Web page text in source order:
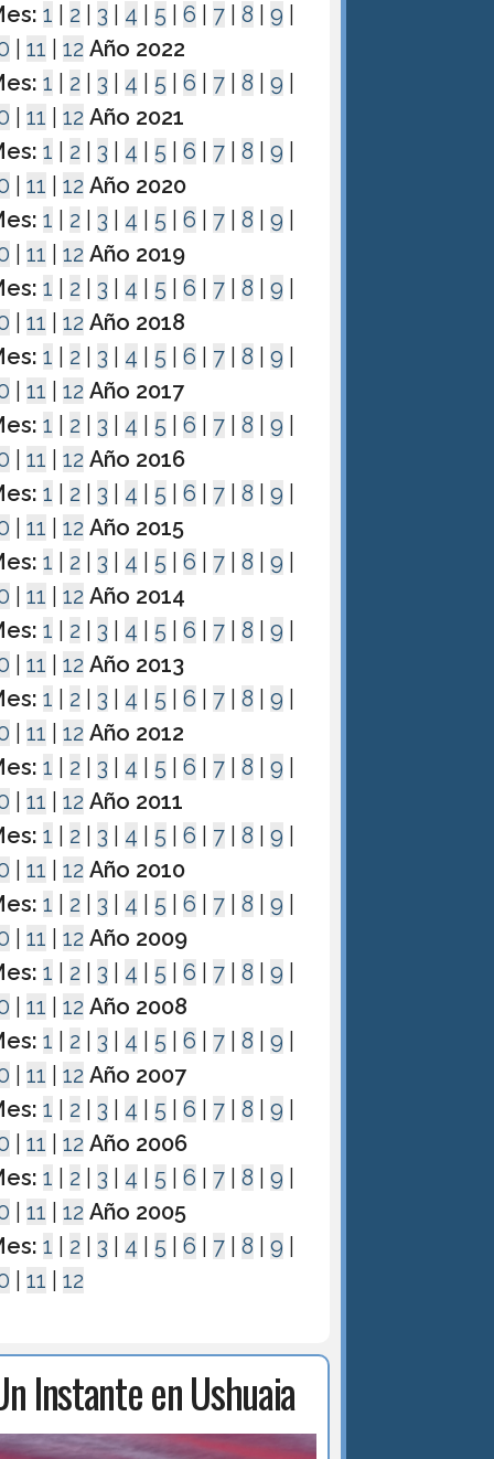
1 2 3 4 5 |6 7 |8 |9
|11 |12 Año 2022
1 2 3 4 5 |6 7 |8 |9
|11 |12 Año 2021
1 2 3 4 5 |6 7 |8 |9
|11 |12 Año 2020
1 2 3 4 5 |6 7 |8 |9
|11 |12 Año 2019
1 2 3 4 5 |6 7 |8 |9
|11 |12 Año 2018
1 2 3 4 5 |6 7 |8 |9
|11 |12 Año 2017
1 2 3 4 5 |6 7 |8 |9
|11 |12 Año 2016
1 2 3 4 5 |6 7 |8 |9
|11 |12 Año 2015
1 2 3 4 5 |6 7 |8 |9
|11 |12 Año 2014
1 2 3 4 5 |6 7 |8 |9
|11 |12 Año 2013
1 2 3 4 5 |6 7 |8 |9
|11 |12 Año 2012
1 2 3 4 5 |6 7 |8 |9
|11 |12 Año 2011
1 2 3 4 5 |6 7 |8 |9
|11 |12 Año 2010
1 2 3 4 5 |6 7 |8 |9
|11 |12 Año 2009
1 2 3 4 5 |6 7 |8 |9
|11 |12 Año 2008
1 2 3 4 5 |6 7 |8 |9
|11 |12 Año 2007
1 2 3 4 5 |6 7 |8 |9
|11 |12 Año 2006
1 2 3 4 5 |6 7 |8 |9
|11 |12 Año 2005
1 2 3 4 5 |6 7 |8 |9
|11 |12
Instante en Ushuaia